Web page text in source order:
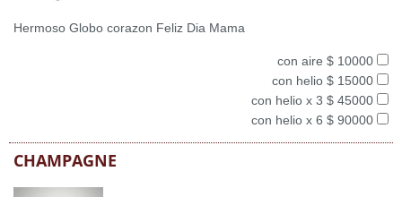
Hermoso Globo corazon Feliz Dia Mama
con aire $ 10000
con helio $ 15000
con helio x 3 $ 45000
con helio x 6 $ 90000
CHAMPAGNE